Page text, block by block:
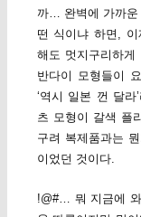
까… 완벽에 가까운
떤 식이냐 하면,
해도 멋지구리하
반다이 모형들이
‘역시 일본 껀 달
츠 모형이 갈색 플
구려 복제품과는
이었던 것이다.
!@#… 뭐 지금에